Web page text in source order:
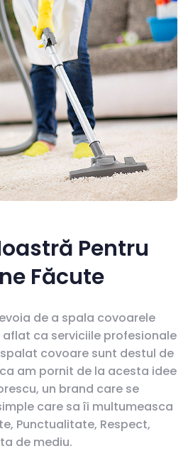
Pentru
Făcute
de a spala covoarele
ca serviciile profesionale
covoare sunt destul de
am pornit de la acesta idee
un brand care se
care sa îi multumeasca
Punctualitate, Respect,
de mediu.